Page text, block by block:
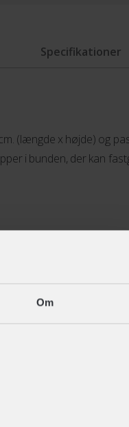
Om
Specifikationer
(længde x højde) og
i bunden, der kan